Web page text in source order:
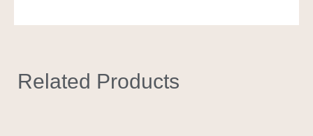
Related Products